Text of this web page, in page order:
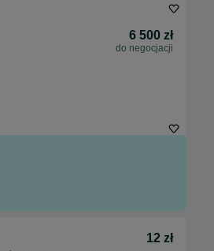
6 500 zł
do negocjacji
12 zł